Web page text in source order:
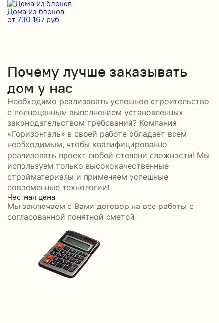
Дома из блоков
от 700 167 руб
Почему лучше заказывать
дом у нас
Необходимо реализовать успешное строительство
с полноценным выполнением установленных
законодательством требований? Компания
«Горизонталь» в своей работе обладает всем
необходимым, чтобы квалифицированно
реализовать проект любой степени сложности! Мы
используем только высококачественные
стройматериалы и применяем успешные
современные технологии!
Честная цена
Мы заключаем с Вами договор на все работы с
согласованной понятной сметой